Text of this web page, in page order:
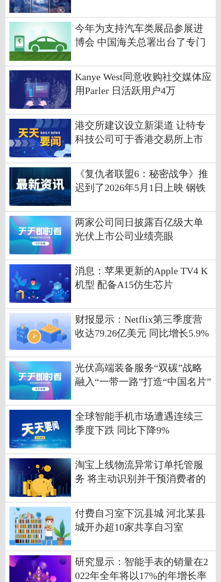
今年为支持汽车类展品参展进
博会 中国海关总署出台了专门
Kanye West同意收购社交媒体应
用Parler 日活跃用户4万
港交所建议设立新渠道 让特专
科技公司可于香港交易所上市
《复仇者联盟6：秘密战争》推
迟到了2026年5月1日上映 钢铁
两家公司同日披露百亿级大单
光伏上市公司业绩亮眼
消息：苹果更新的Apple TV4 K
机型 配备A15仿生芯片
财报显示：Netflix第三季度营
收达79.26亿美元 同比增长5.9%
光伏高端装备服务“双碳”战略
融入“一带一路”打造“中国名片”
全球智能手机市场遭遇连续三
季度下跌 同比下降9%
淘宝上线物流异常订单托管服
务 将主动识别并干预消费者的
付费自习室下沉县城 河北某县
城开办超10家共享自习室
研究显示：智能手表的销量在2
022年全年将以17%的年增长率